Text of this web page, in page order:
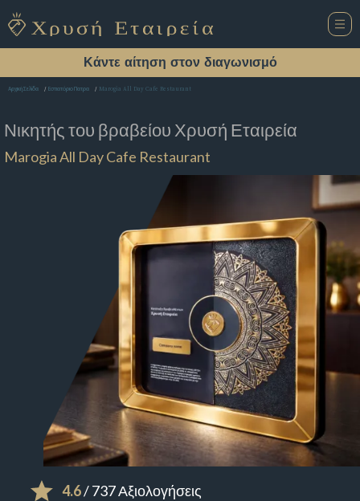
Κάντε αίτηση στον διαγωνισμό
Αρχική Σελίδα Εστιατόριο Πατρα Marogia All Day Cafe Restaurant
Νικητής του βραβείου Χρυσή Εταιρεία
Marogia All Day Cafe Restaurant
4.6/ 737 Αξιολογήσεις